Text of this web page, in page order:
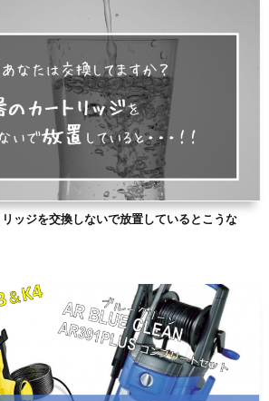
リッジを交換しないで放置しているとこうな